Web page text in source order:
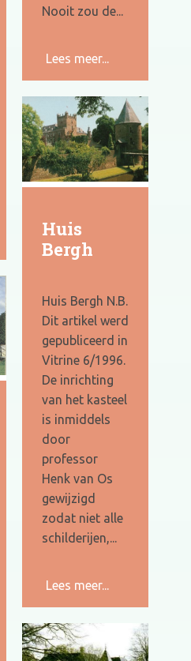
Nooit zou de...
Lees meer...
Huis
Bergh
Huis Bergh N.B.
Dit artikel werd
gepubliceerd in
Vitrine 6/1996.
De inrichting
van het kasteel
is inmiddels
door
professor
Henk van Os
gewijzigd
zodat niet alle
schilderijen,...
Lees meer...